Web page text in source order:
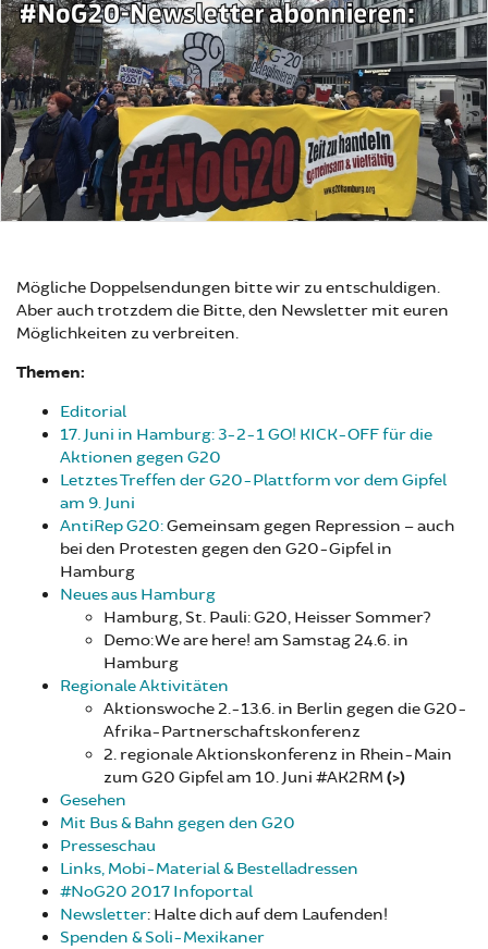
Mögliche Doppelsendungen bitte wir zu entschuldigen.
Aber auch trotzdem die Bitte, den Newsletter mit euren
Möglichkeiten zu verbreiten.
Themen:
Editorial
17. Juni in Hamburg: 3-2-1 GO! KICK-OFF für die
Aktionen gegen G20
Letztes Treffen der G20-Plattform vor dem Gipfel
am 9. Juni
AntiRep G20:Gemeinsam gegen Repression – auch
bei den Protesten gegen den G20-Gipfel in
Hamburg
Neues aus Hamburg
Hamburg, St. Pauli: G20, Heisser Sommer?
Demo: We are here! am Samstag 24.6. in
Hamburg
Regionale Aktivitäten
Aktionswoche 2.-13.6. in Berlin gegen die G20-
Afrika-Partnerschaftskonferenz
2. regionale Aktionskonferenz in Rhein-Main
zum G20 Gipfel am 10. Juni #AK2RM (>)
Gesehen
Mit Bus & Bahn gegen den G20
Presseschau
Links, Mobi-Material & Bestelladressen
#NoG20 2017 Infoportal
Newsletter: Halte dich auf dem Laufenden!
Spenden & Soli-Mexikaner